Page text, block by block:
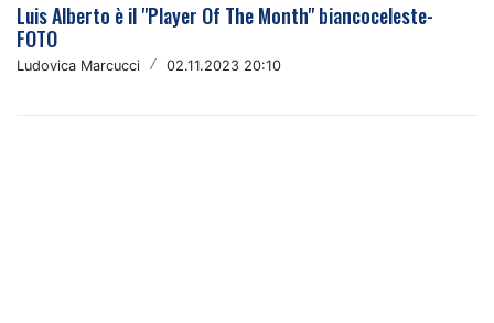
Luis Alberto è il "Player Of The Month" biancoceleste-
FOTO
Ludovica Marcucci / 02.11.2023 20:10